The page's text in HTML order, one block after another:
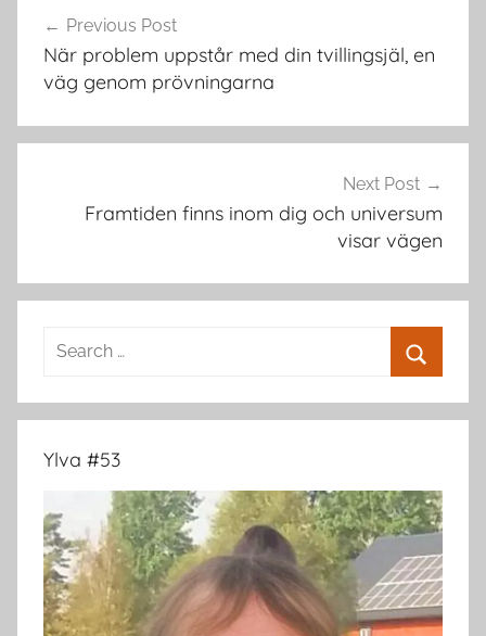
navigation
Previous Post
När problem uppstår med din tvillingsjäl, en
väg genom prövningarna
Next Post
Framtiden finns inom dig och universum
visar vägen
Search
Ylva #53